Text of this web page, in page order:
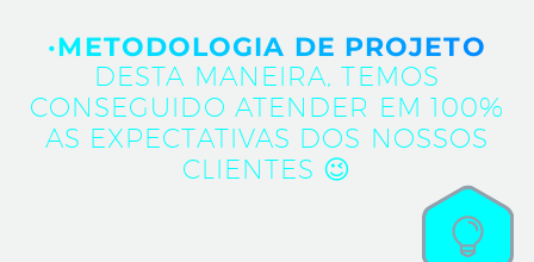
·METODOLOGIA DE PROJETO
DESTA MANEIRA, TEMOS
CONSEGUIDO ATENDER EM 100%
AS EXPECTATIVAS DOS NOSSOS
CLIENTES 😉